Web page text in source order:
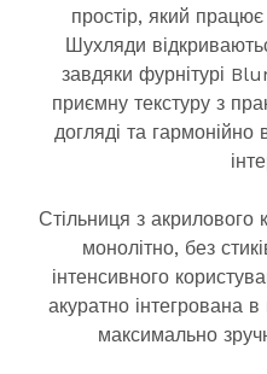
простір, який
Шухляди
завдяки фурнітурі
приємну текстуру з
догляді та
Стільниця з
монолітно, без
інтенсивного
акуратно інтегрована
максимально